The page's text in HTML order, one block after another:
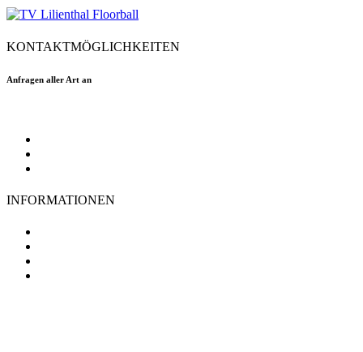
KONTAKTMÖGLICHKEITEN
Anfragen aller Art an
INFORMATIONEN